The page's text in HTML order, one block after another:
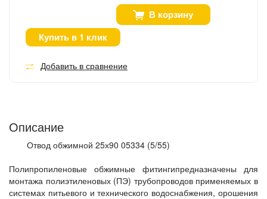
В корзину
Купить в 1 клик
Добавить в сравнение
Описание
Отвод обжимной 25х90 05334 (5/55)
Полипропиленовые обжимные фитингипредназначены для
монтажа полиэтиленовых (ПЭ) трубопроводов применяемых в
системах питьевого и технического водоснабжения, орошения